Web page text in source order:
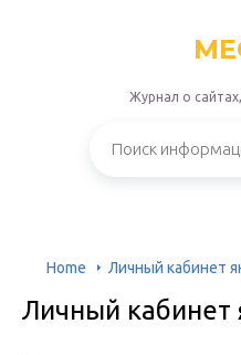
Журнал о
Home Личный кабинет
Личный кабинет